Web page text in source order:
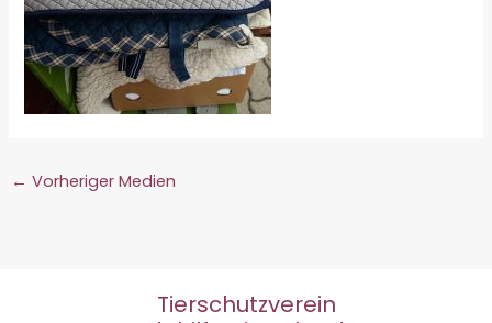
← Vorheriger Medien
Tierschutzverein